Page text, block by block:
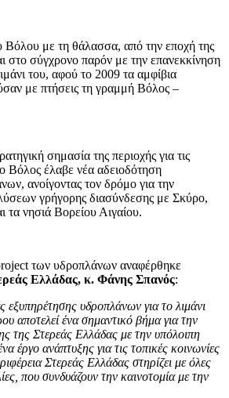
Βόλου με τη θάλασσα, από την εποχή της
στο σύγχρονο παρόν με την επανεκκίνηση
του, αφού το 2009 τα αμφίβια
με πτήσεις τη γραμμή Βόλος –
σημασία της περιοχής για τις
Βόλος έλαβε νέα αδειοδότηση
ανοίγοντας τον δρόμο για την
γρήγορης διασύνδεσης με Σκύρο,
νησιά Βορείου Αιγαίου.
των υδροπλάνων αναφέρθηκε
Ελλάδας, κ. Φάνης Σπανός:
εξυπηρέτησης υδροπλάνων για το λιμάνι
αποτελεί ένα σημαντικό βήμα για την
της Στερεάς Ελλάδας με την υπόλοιπη
έργο ανάπτυξης για τις τοπικές κοινωνίες
Στερεάς Ελλάδας στηρίζει με όλες
που συνδυάζουν την καινοτομία με την